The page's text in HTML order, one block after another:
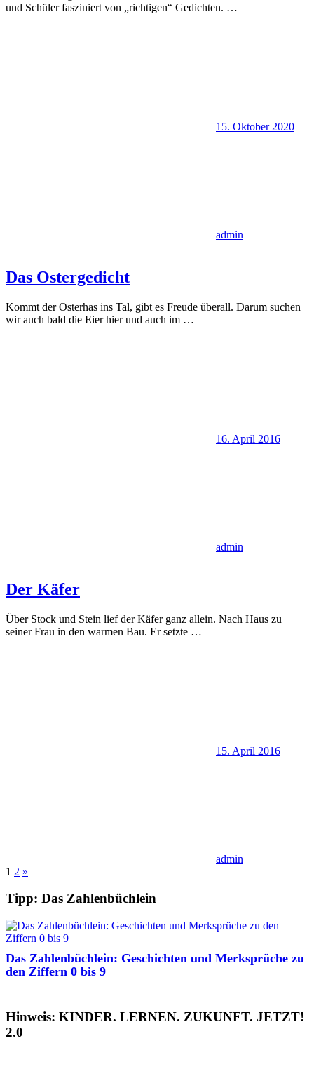
und Schüler fasziniert von „richtigen“ Gedichten. …
15. Oktober 2020
admin
Das Ostergedicht
Kommt der Osterhas ins Tal, gibt es Freude überall. Darum suchen
wir auch bald die Eier hier und auch im …
16. April 2016
admin
Der Käfer
Über Stock und Stein lief der Käfer ganz allein. Nach Haus zu
seiner Frau in den warmen Bau. Er setzte …
15. April 2016
admin
Seitennummerierung
der
Beiträge
1 2 Nächste
»
Tipp: Das Zahlenbüchlein
Das Zahlenbüchlein: Geschichten und Merksprüche zu
den Ziffern 0 bis 9
Hinweis: KINDER. LERNEN. ZUKUNFT. JETZT!
2.0